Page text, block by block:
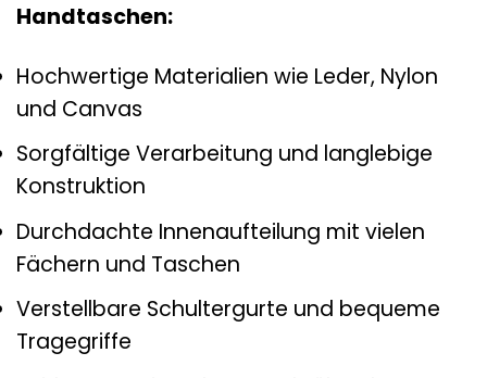
Handtaschen:
Hochwertige Materialien wie Leder, Nylon
und Canvas
Sorgfältige Verarbeitung und langlebige
Konstruktion
Durchdachte Innenaufteilung mit vielen
Fächern und Taschen
Verstellbare Schultergurte und bequeme
Tragegriffe